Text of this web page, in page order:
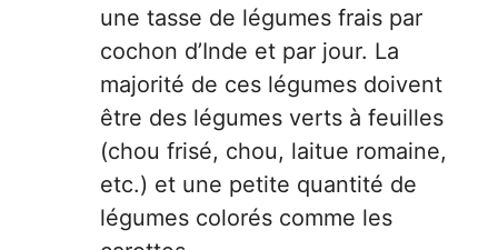
une tasse de légumes frais par
cochon d’Inde et par jour. La
majorité de ces légumes doivent
être des légumes verts à feuilles
(chou frisé, chou, laitue romaine,
etc.) et une petite quantité de
légumes colorés comme les